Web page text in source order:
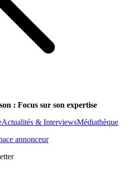
: Focus sur son expertise
Actualités & InterviewsMédiathèque
annonceur